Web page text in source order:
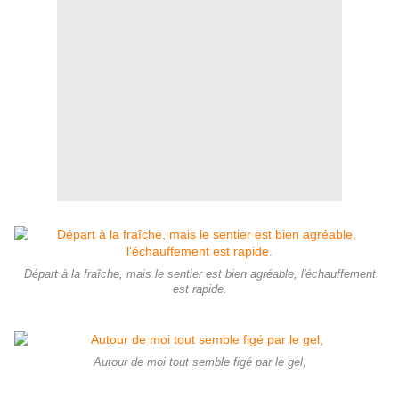
Départ à la fraîche, mais le sentier est bien agréable, l'échauffement
est rapide.
Autour de moi tout semble figé par le gel,